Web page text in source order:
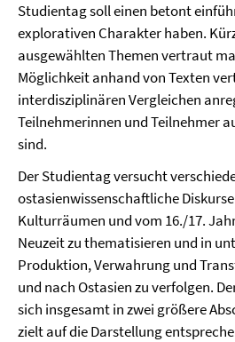
Studientag soll einen betont
explorativen Charakter haben.
ausgewählten Themen vertraut
Möglichkeit anhand von Texten
interdisziplinären Vergleichen
Teilnehmerinnen und Teilnehmer
sind.
Der Studientag versucht
ostasienwissenschaftliche
Kulturräumen und vom 16./17.
Neuzeit zu thematisieren und in
Produktion, Verwahrung und
und nach Ostasien zu verfolgen.
sich insgesamt in zwei größere
zielt auf die Darstellung